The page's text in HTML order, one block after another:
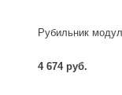
Рубильник
4 674 руб.